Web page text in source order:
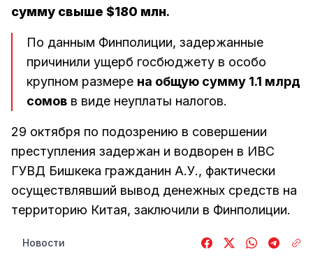
сумму свыше $180 млн.​ ​
По данным Финполиции, задержанные
причинили ущерб госбюджету в особо
крупном размере на общую сумму 1.1 млрд
сомов в виде неуплаты налогов.
29 октября по подозрению в совершении
преступления задержан и водворен в ИВС
ГУВД Бишкека гражданин А.У., фактически
осуществлявший вывод денежных средств на
территорию Китая, заключили в Финполиции.
Новости